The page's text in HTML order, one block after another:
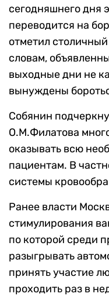
сегодняшнего дня
переводится на
отметил
словам,
выходные дни не
вынуждены
Собянин
О.М.Филатова
оказывать всю
пациентам. В
системы
Ранее власти
стимулирования
по которой среди
разыгрывать
принять участие
проходить раз в